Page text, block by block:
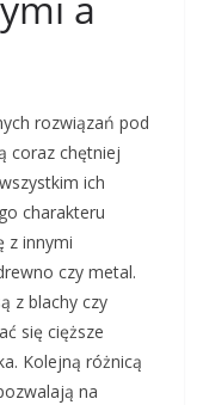
rozwiązań pod
coraz chętniej
ich
charakteru
z innymi
czy metal.
z blachy czy
się cięższe
Kolejną różnicą
na